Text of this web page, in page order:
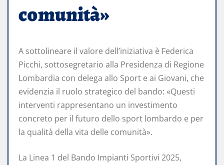
comunità»
A sottolineare il valore dell’iniziativa è Federica
Picchi, sottosegretario alla Presidenza di Regione
Lombardia con delega allo Sport e ai Giovani, che
evidenzia il ruolo strategico del bando: «Questi
interventi rappresentano un investimento
concreto per il futuro dello sport lombardo e per
la qualità della vita delle comunità».
La Linea 1 del Bando Impianti Sportivi 2025,